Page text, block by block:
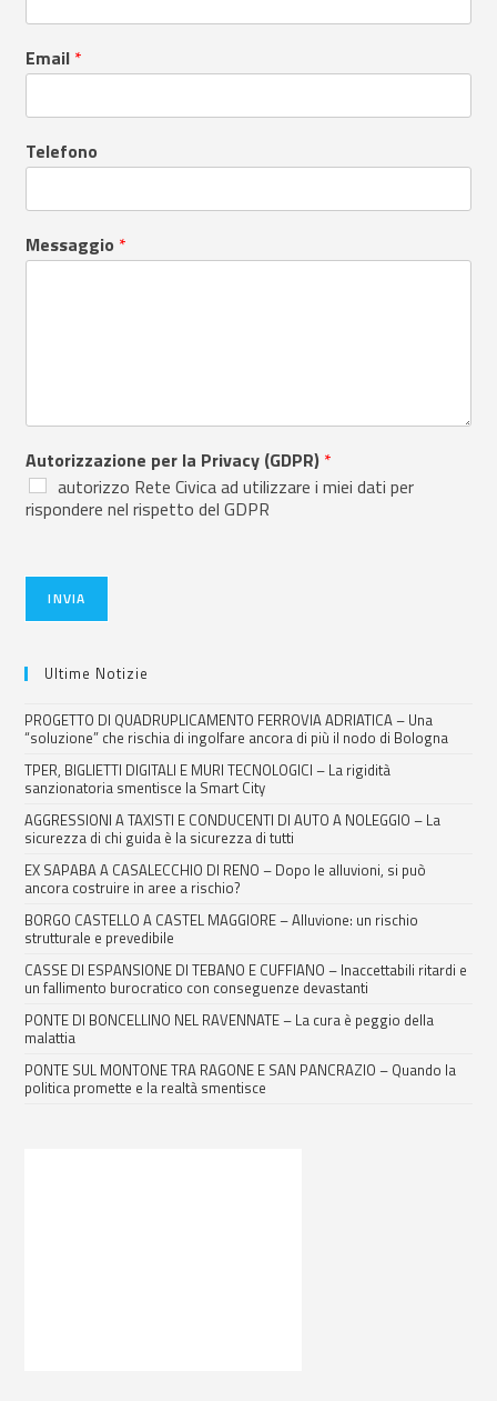
Email *
Telefono
Messaggio *
Autorizzazione per la Privacy (GDPR) *
autorizzo Rete Civica ad utilizzare i miei dati per
rispondere nel rispetto del GDPR
INVIA
Ultime Notizie
PROGETTO DI QUADRUPLICAMENTO FERROVIA ADRIATICA – Una
“soluzione” che rischia di ingolfare ancora di più il nodo di Bologna
TPER, BIGLIETTI DIGITALI E MURI TECNOLOGICI – La rigidità
sanzionatoria smentisce la Smart City
AGGRESSIONI A TAXISTI E CONDUCENTI DI AUTO A NOLEGGIO – La
sicurezza di chi guida è la sicurezza di tutti
EX SAPABA A CASALECCHIO DI RENO – Dopo le alluvioni, si può
ancora costruire in aree a rischio?
BORGO CASTELLO A CASTEL MAGGIORE – Alluvione: un rischio
strutturale e prevedibile
CASSE DI ESPANSIONE DI TEBANO E CUFFIANO – Inaccettabili ritardi e
un fallimento burocratico con conseguenze devastanti
PONTE DI BONCELLINO NEL RAVENNATE – La cura è peggio della
malattia
PONTE SUL MONTONE TRA RAGONE E SAN PANCRAZIO – Quando la
politica promette e la realtà smentisce